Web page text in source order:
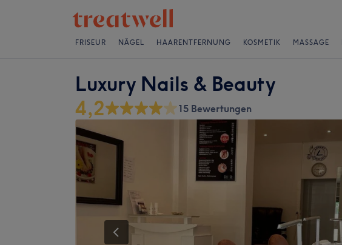
FRISEUR NÄGEL HAARENTFERNUNG KOSMETIK MASSAGE
Luxury Nails & Beauty
4,2 15 Bewertungen